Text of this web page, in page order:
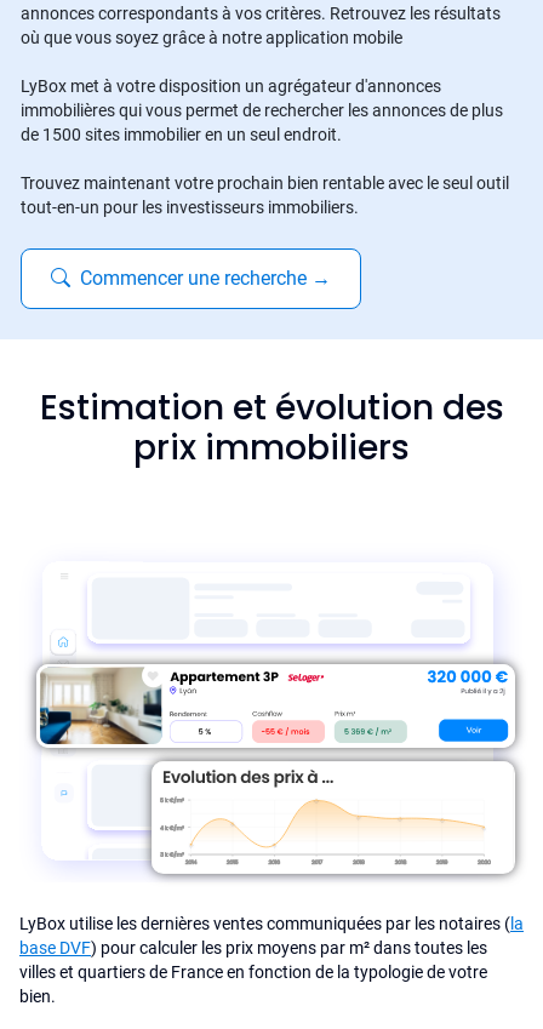
annonces correspondants à vos critères. Retrouvez les résultats
où que vous soyez grâce à notre application mobile
LyBox met à votre disposition un agrégateur d'annonces
immobilières qui vous permet de rechercher les annonces de plus
de 1500 sites immobilier en un seul endroit.
Trouvez maintenant votre prochain bien rentable avec le seul outil
tout-en-un pour les investisseurs immobiliers.
Commencer une recherche →
Estimation et évolution des
prix immobiliers
LyBox utilise les dernières ventes communiquées par les notaires (la
base DVF) pour calculer les prix moyens par m² dans toutes les
villes et quartiers de France en fonction de la typologie de votre
bien.